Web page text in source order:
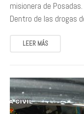
misionera de Posadas.
Dentro de las drogas
LEER MÁS